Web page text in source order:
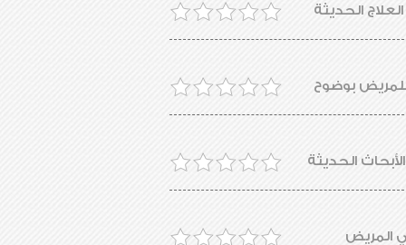
الحديثة
بوضوح
الحديثة
المريض